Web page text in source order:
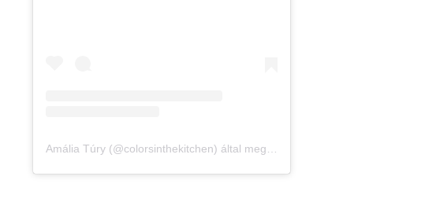
Amália Túry (@colorsinthekitchen) által megosztott bejegyzés